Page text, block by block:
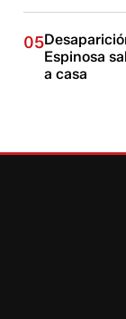
05
Espinosa
a casa